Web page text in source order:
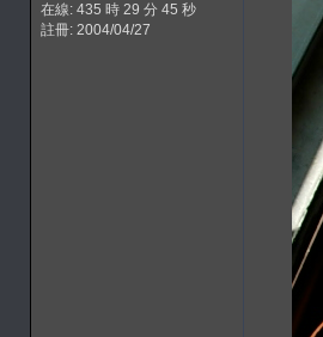
在線: 435 時 29 分 45 秒
註冊: 2004/04/27